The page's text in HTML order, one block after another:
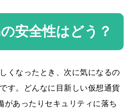
安全性はどう？
くなったとき、次に気になるの
す。どんなに目新しい仮想通貨
があったりセキュリティに落ち